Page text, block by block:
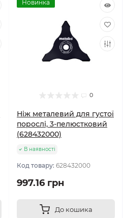
Новинка
0
Ніж металевий для густої
порослі, 3-пелюстковий
(628432000)
В наявності
Код товару: 628432000
997.16 грн
До кошика